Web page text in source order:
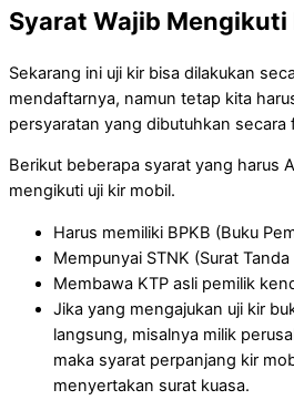
Syarat Wajib Mengikuti
Sekarang ini uji kir bisa dilakukan
mendaftarnya, namun tetap kita
persyaratan yang dibutuhkan secara
Berikut beberapa syarat yang harus
mengikuti uji kir mobil.
Harus memiliki BPKB (Buku
Mempunyai STNK (Surat
Membawa KTP asli pemilik
Jika yang mengajukan uji kir
langsung, misalnya milik
maka syarat perpanjang kir
menyertakan surat kuasa.